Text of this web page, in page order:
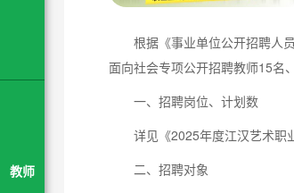
教师
根据《事业单位公开招聘人
面向社会专项公开招聘教师15名
一、招聘岗位、计划数
详见《2025年度江汉艺术职
二、招聘对象